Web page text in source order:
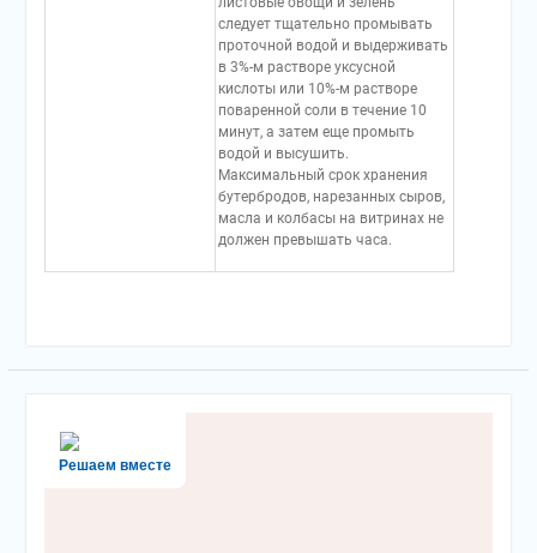
следует тщательно промывать
проточной водой и выдерживать
в 3%-м растворе уксусной
кислоты или 10%-м растворе
поваренной соли в течение 10
минут, а затем еще промыть
водой и высушить.
Максимальный срок хранения
бутербродов, нарезанных сыров,
масла и колбасы на витринах не
должен превышать часа.
Решаем вместе